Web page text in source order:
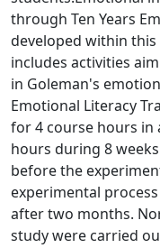
through Ten Years
developed within
includes activities
in Goleman's
Emotional Literacy
for 4 course hours in
hours during 8
before the
experimental
after two months.
study were carried